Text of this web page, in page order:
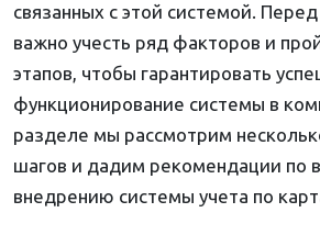
связанных с этой системой.
важно учесть ряд факторов и
этапов, чтобы гарантировать
функционирование системы в
разделе мы рассмотрим
шагов и дадим рекомендации по
внедрению системы учета по